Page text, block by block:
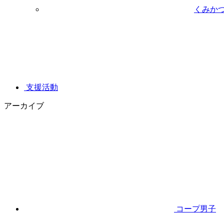
くみか
支援活動
アーカイブ
コープ男子